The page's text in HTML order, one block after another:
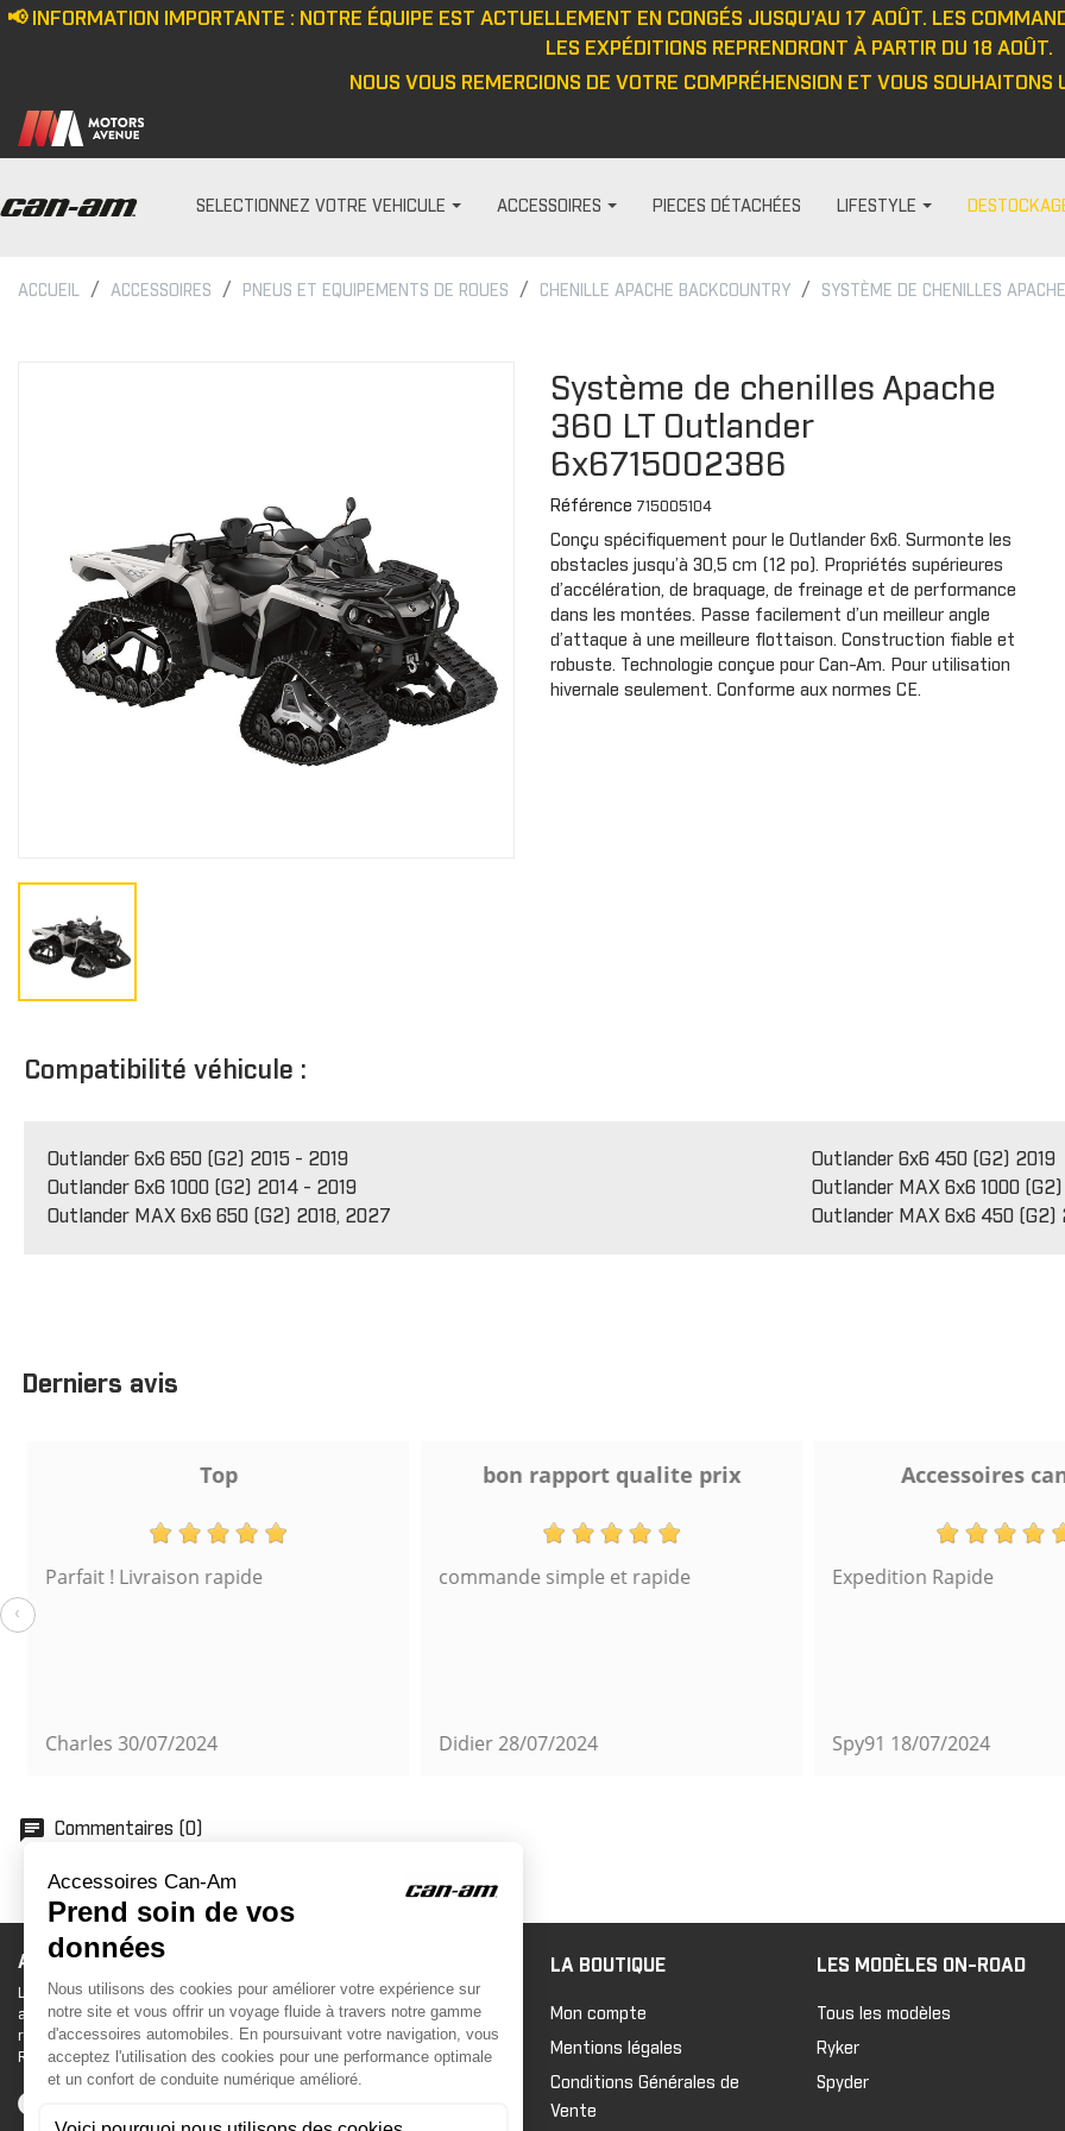
📢 INFORMATION IMPORTANTE : NOTRE ÉQUIPE EST ACTUELLEMENT EN CONGÉS JUSQU'AU 17 AOÛT. LES
LES EXPÉDITIONS REPRENDRONT À PARTIR DU 18 AOÛT.
NOUS VOUS REMERCIONS DE VOTRE COMPRÉHENSION ET VOUS
SELECTIONNEZ VOTRE VEHICULE
COMMANDER OUTLANDER
ACCESSOIRES
BÂCHES
Bâches de remisage
Bâches de remorquage
Bâches de voyage
Bâches extérieure
Barre anti-intrusion
Tapis
Fenêtres
Cabines
AILES
Extension d'ailes
Bandes autocollantes
Plaques
Exo
Housse
PIECES DÉTACHÉES LIFESTYLE
Haut
Veste
Cagoule/tour de cou
Casquette/bonnet
Gants
Veste
Cagoule/
JUNIOR
Casquette/bonnet
Cagoule/tour de cou
ACCUEIL ACCESSOIRES PNEUS ET EQUIPEMENTS DE ROUES CHENILLE APACHE BACKCOUNTRY SYSTÈME DE CHENILLES
Système de chenilles Apache
360 LT Outlander
6x6715002386
Référence 715005104
Conçu spécifiquement pour le Outlander 6x6. Surmonte les
obstacles jusqu’à 30,5 cm (12 po). Propriétés supérieures
d’accélération, de braquage, de freinage et de performance
dans les montées. Passe facilement d’un meilleur angle
d’attaque à une meilleure flottaison. Construction fiable et
robuste. Technologie conçue pour Can-Am. Pour utilisation
hivernale seulement. Conforme aux normes CE.
Compatibilité véhicule :
Outlander 6x6 650 (G2) 2015 - 2019
Outlander 6x6 1000 (G2) 2014 - 2019
Outlander MAX 6x6 650 (G2) 2018, 2027
Outlander 6x6 450 (G2) 2019
Outlander MAX 6x6 1000 (G2)
Outlander MAX 6x6 450 (G2)
Derniers avis
Top
Parfait ! Livraison rapide
Charles30/07/2024
bon rapport qualite prix
commande simple et rapide
Didier28/07/2024
Accessoires
Expedition Rapide
Spy91 18/07/2024
‹
chat Commentaires (0)
ACCESSOIRES CAN-AM
Le site d'accessoires Can-Am vous propose des
accessoires d'origine pour équiper votre véhicule 3
roues (On Road) ou votre véhicule tout terrain (Off
Road) .
LA BOUTIQUE
Mon compte
Mentions légales
Conditions Générales de
Vente
LES MODÈLES ON-ROAD
Tous les modèles
Ryker
Spyder